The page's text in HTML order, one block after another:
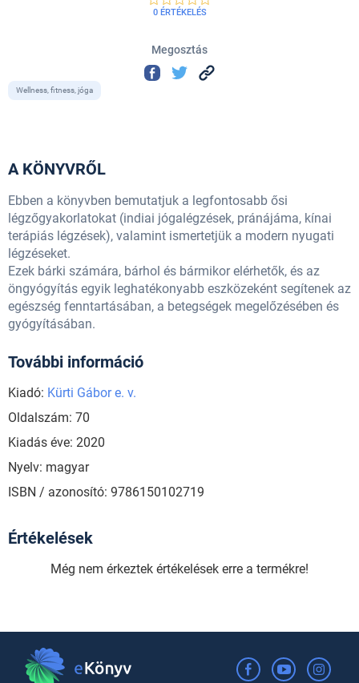
0 ÉRTÉKELÉS
Megosztás
Wellness, fitness, jóga
A KÖNYVRŐL
Ebben a könyvben bemutatjuk a legfontosabb ősi
légzőgyakorlatokat (indiai jógalégzések, pránájáma, kínai
terápiás légzések), valamint ismertetjük a modern nyugati
légzéseket.
Ezek bárki számára, bárhol és bármikor elérhetők, és az
öngyógyítás egyik leghatékonyabb eszközeként segítenek az
egészség fenntartásában, a betegségek megelőzésében és
gyógyításában.
További információ
Kiadó: Kürti Gábor e. v.
Oldalszám: 70
Kiadás éve: 2020
Nyelv: magyar
ISBN / azonosító: 9786150102719
Értékelések
Még nem érkeztek értékelések erre a termékre!